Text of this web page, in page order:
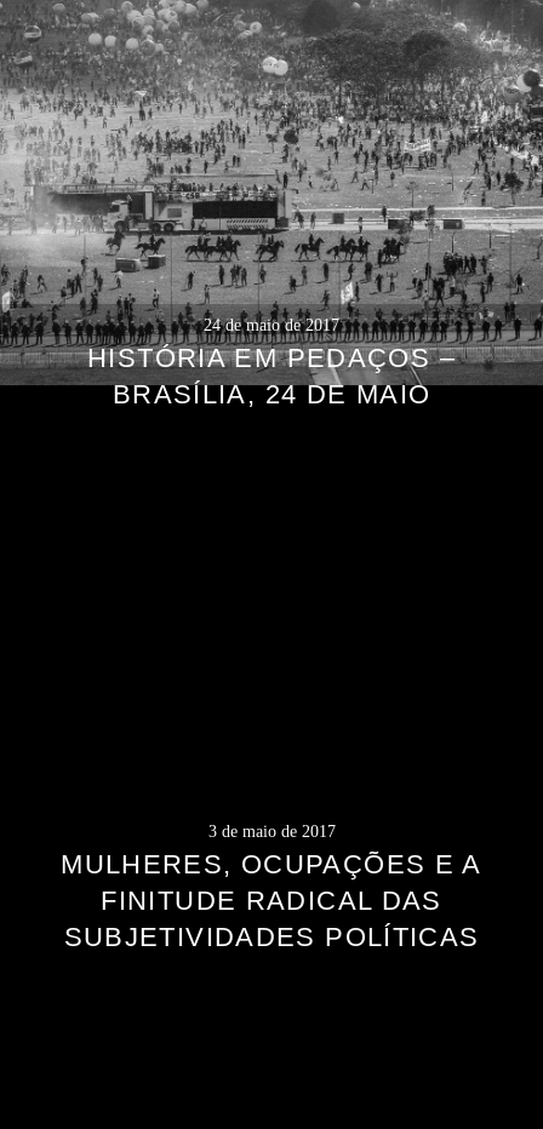
24 de maio de 2017
HISTÓRIA EM PEDAÇOS –
BRASÍLIA, 24 DE MAIO
3 de maio de 2017
MULHERES, OCUPAÇÕES E A
FINITUDE RADICAL DAS
SUBJETIVIDADES POLÍTICAS